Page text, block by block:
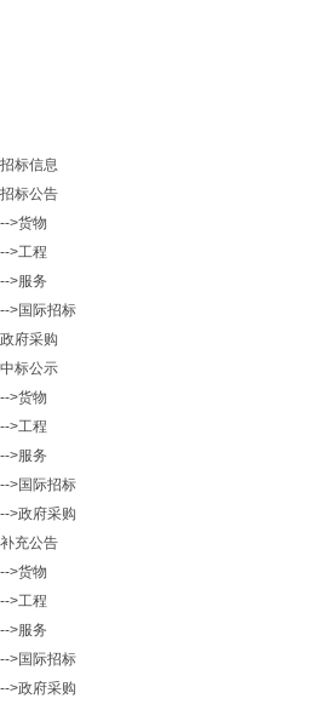
招标信息
招标公告
-->货物
-->工程
-->服务
-->国际招标
政府采购
中标公示
-->货物
-->工程
-->服务
-->国际招标
-->政府采购
补充公告
-->货物
-->工程
-->服务
-->国际招标
-->政府采购